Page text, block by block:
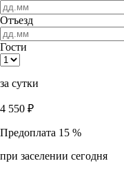
Отъезд
Гости
за сутки
4 550 ₽
Предоплата 15 %
при заселении сегодня